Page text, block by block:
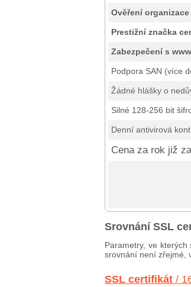
Ověření
Prestižní značka
Zabezpečení s
Podpora SAN (více
Žádné hlášky o
Silné 128-256 bit
Denní antivirová
Cena za rok již za
Srovnání SSL
Parametry, ve
srovnání není zřejmé,
SSL certifikát /